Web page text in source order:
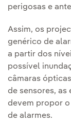
perigosas e
Assim, os
genérico de
a partir dos
possível
câmaras
de sensores,
devem propor
de alarmes.